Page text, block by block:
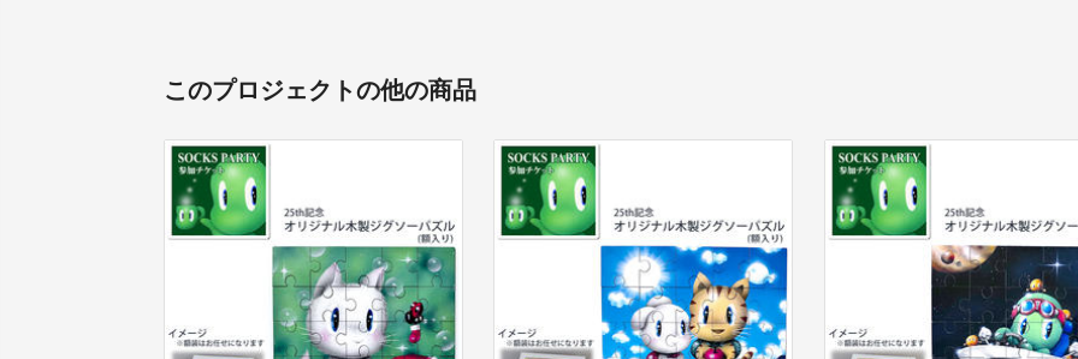
このプロジェクトの他の商品